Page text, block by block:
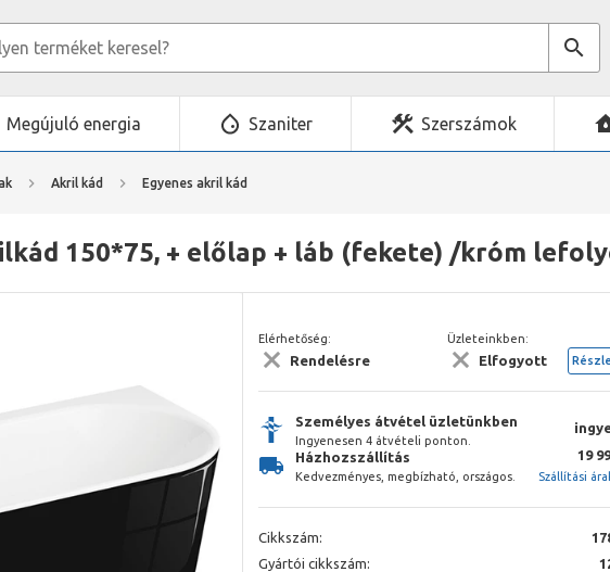
Megújuló energia Szaniter Szerszámok
Akril kád Egyenes akril kád
150*75, + előlap + láb (fekete) /króm
Elérhetőség:
Rendelésre
Üzleteinkben:
Elfogyott
Személyes átvétel üzletünkben
Ingyenesen 4 átvételi ponton.
Házhozszállítás
Kedvezményes, megbízható, országos.
19
Szállítási
Cikkszám:
Gyártói cikkszám: